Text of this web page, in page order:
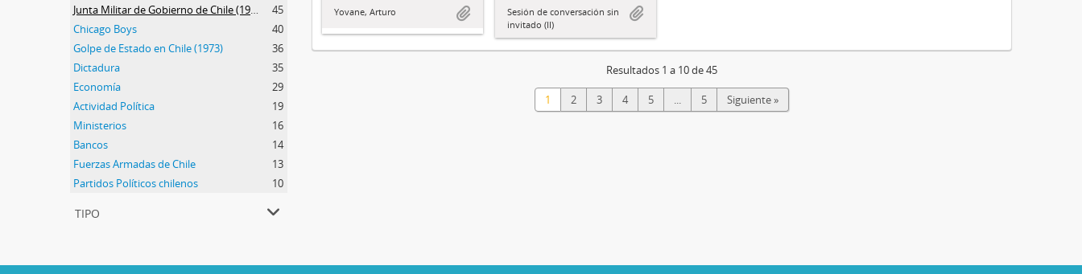
Junta Militar de Gobierno de Chile (1973-1990)
45
Chicago Boys
40
Golpe de Estado en Chile (1973)
36
Dictadura
35
Economía
29
Actividad Política
19
Ministerios
16
Bancos
14
Fuerzas Armadas de Chile
13
Partidos Políticos chilenos
10
tipo
Yovane, Arturo
Sesión de conversación sin
invitado (II)
Resultados 1 a 10 de 45
1 2 3 4 5 ... 5 Siguiente »